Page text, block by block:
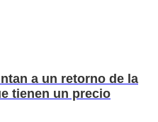
a un retorno de la
tienen un precio